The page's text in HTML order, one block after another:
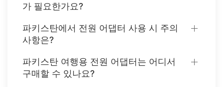
가 필요한가요?
파키스탄에서 전원 어댑터 사용 시 주의
사항은?
파키스탄 여행용 전원 어댑터는 어디서
구매할 수 있나요?